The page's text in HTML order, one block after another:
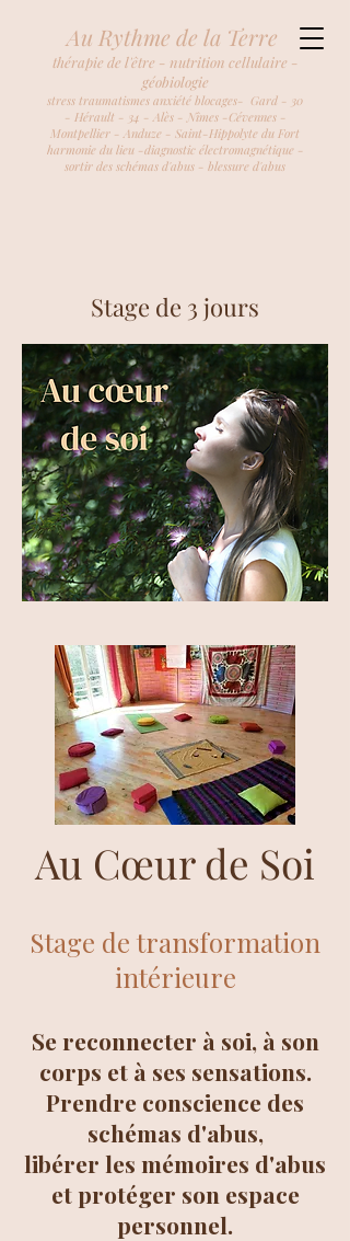
Au Rythme de la Terre
thérapie de l'être - nutrition cellulaire -
géobiologie
stress traumatismes anxiété blocages- Gard - 30
- Hérault - 34 - Alès - Nîmes -Cévennes -
Montpellier - Anduze - Saint-Hippolyte du Fort
harmonie du lieu -diagnostic électromagnétique -
sortir des schémas d'abus - blessure d'abus
Stage de 3 jours
Au Cœur de Soi
Stage de transformation
intérieure
Se reconnecter à soi, à son
corps et à ses sensations.
Prendre conscience des
schémas d'abus,
libérer les mémoires d'abus
et protéger son espace
personnel.